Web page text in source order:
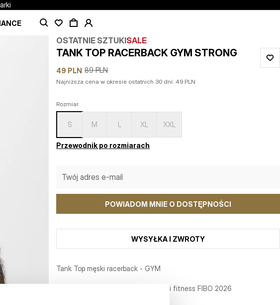
OSTATNIE SZTUKISALE
TANK TOP RACERBACK GYM STRONG
49 PLN 89 PLN
Najniższa cena w okresie ostatnich 30 dni: 49 PLN
Rozmiar
S M L XL XXL
Przewodnik po rozmiarach
POWIADOM MNIE O DOSTĘPNOŚCI
WYSYŁKA I ZWROTY
Tank Top męski racerback - GYM
Limitowana seria stworzona na targi fitness FIBO 2026